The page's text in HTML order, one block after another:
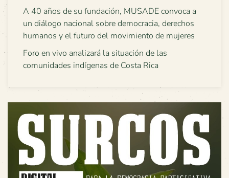
A 40 años de su fundación, MUSADE convoca a
un diálogo nacional sobre democracia, derechos
humanos y el futuro del movimiento de mujeres
Foro en vivo analizará la situación de las
comunidades indígenas de Costa Rica